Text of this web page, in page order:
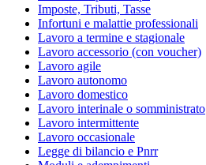
Imposte, Tributi, Tasse
Infortuni e malattie professionali
Lavoro a termine e stagionale
Lavoro accessorio (con voucher)
Lavoro agile
Lavoro autonomo
Lavoro domestico
Lavoro interinale o somministrato
Lavoro intermittente
Lavoro occasionale
Legge di bilancio e Pnrr